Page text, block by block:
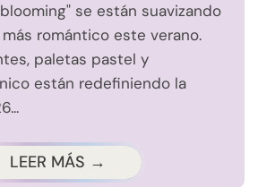
se están suavizando
romántico este verano.
paletas pastel y
están redefiniendo la
LEER MÁS →